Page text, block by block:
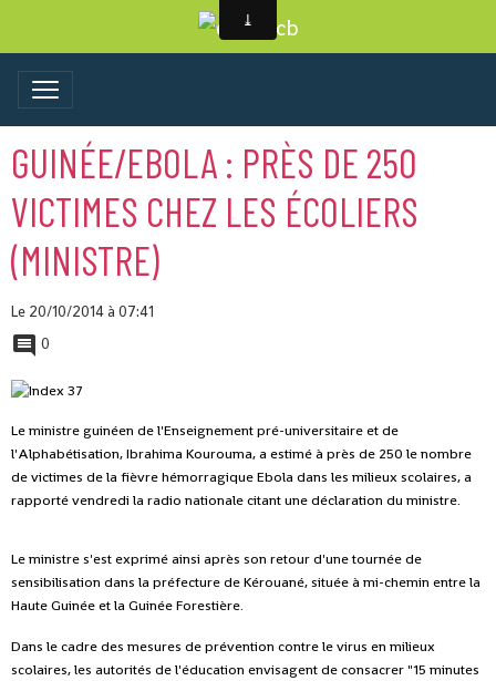
GUINÉE/EBOLA : PRÈS DE 250
VICTIMES CHEZ LES ÉCOLIERS
(MINISTRE)
Le 20/10/2014à 07:41
0
Le ministre guinéen de l'Enseignement pré-universitaire et de
l'Alphabétisation, Ibrahima Kourouma, a estimé à près de 250 le nombre
de victimes de la fièvre hémorragique Ebola dans les milieux scolaires, a
rapporté vendredi la radio nationale citant une déclaration du ministre.
Le ministre s'est exprimé ainsi après son retour d'une tournée de
sensibilisation dans la préfecture de Kérouané, située à mi-chemin entre la
Haute Guinée et la Guinée Forestière.
Dans le cadre des mesures de prévention contre le virus en milieux
scolaires, les autorités de l'éducation envisagent de consacrer "15 minutes